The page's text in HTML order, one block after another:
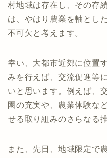
村地域は存在し、その存
は、やはり農業を軸とし
不可欠と考えます。
幸い、大都市近郊に位置
みを行えば、交流促進等
いと思います。例えば、
園の充実や、農業体験な
せる取り組みのさらなる
また、先日、地域限定で